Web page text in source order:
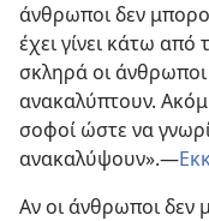
άνθρωποι δεν
έχει γίνει κάτω από
σκληρά οι
ανακαλύπτουν.
σοφοί ώστε να
ανακαλύψουν».​—
Αν οι άνθρωποι δεν